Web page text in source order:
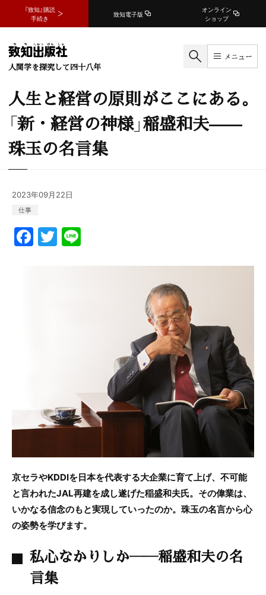
『致知』購読
手続き
致知電子版
オンライン
ショップ
人間学を探究して四十八年
メニュー
人生と経営の原則がここにある。
「新・経営の神様」稲盛和夫——
珠玉の名言集
2023年09月22日
仕事
F
a
T
w
京セラやKDDIを日本を代表する大企業に育て上げ、不可能
と言われたJAL再建を成し遂げた稲盛和夫氏。その偉業は、
いかなる信念のもと実現していったのか。珠玉の名言から心
の姿勢を学びます。
私心なかりしか――稲盛和夫の名
言集